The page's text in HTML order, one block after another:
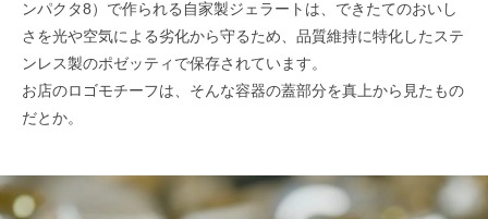
ンパクタ8）で作られる自家製ジェラートは、できたてのおいし
さを光や空気による劣化から守るため、品質維持に特化したステ
ンレス製のポゼッティで保存されています。
お店のロゴモチーフは、そんな容器の蓋部分を真上から見たもの
だとか。